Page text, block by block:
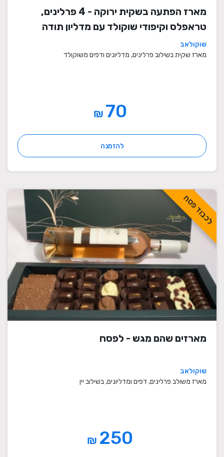
מארז הפתעה בשקית ירוקה - 4 פרלינים,
טראפלס וקיפודי שוקולד עם מדליון תודה
שוקולאב
מארז שקית בשילוב פרלינים, מדליונים ודפים משוקולד
₪
להזמנה
לכבוד פסח
מארזים שהם מגש - לפסח
שוקולאב
מארז משולב פרלינים, דפים ומדליונים, בשילוב יין
₪